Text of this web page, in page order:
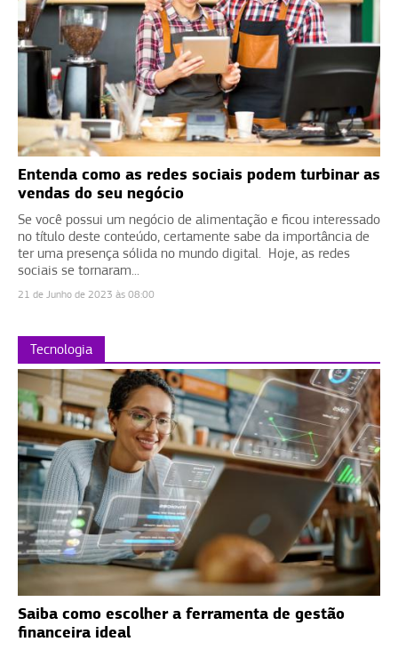
Entenda como as redes sociais podem turbinar as
vendas do seu negócio
Se você possui um negócio de alimentação e ficou interessado
no título deste conteúdo, certamente sabe da importância de
ter uma presença sólida no mundo digital. Hoje, as redes
sociais se tornaram...
21 de Junho de 2023 às 08:00
Tecnologia
Saiba como escolher a ferramenta de gestão
financeira ideal